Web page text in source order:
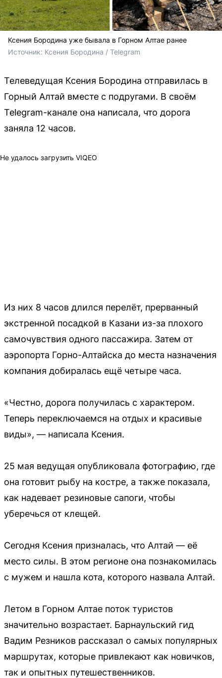
Ксения Бородина уже бывала в Горном Алтае ранее
Источник: Ксения Бородина / Telegram
Телеведущая Ксения Бородина отправилась в
Горный Алтай вместе с подругами. В своём
Telegram-канале она написала, что дорога
заняла 12 часов.
Не удалось загрузить VIQEO
Из них 8 часов длился перелёт, прерванный
экстренной посадкой в Казани из-за плохого
самочувствия одного пассажира. Затем от
аэропорта Горно-Алтайска до места назначения
компания добиралась ещё четыре часа.
«Честно, дорога получилась с характером.
Теперь переключаемся на отдых и красивые
виды», — написала Ксения.
25 мая ведущая опубликовала фотографию, где
она готовит рыбу на костре, а также показала,
как надевает резиновые сапоги, чтобы
уберечься от клещей.
Сегодня Ксения призналась, что Алтай — её
место силы. В этом регионе она познакомилась
с мужем и нашла кота, которого назвала Алтай.
Летом в Горном Алтае поток туристов
значительно возрастает. Барнаульский гид
Вадим Резников рассказал о самых популярных
маршрутах, которые привлекают как новичков,
так и опытных путешественников.